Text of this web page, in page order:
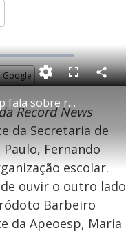
Google
Presidente da Apeoesp fala sobre reorganização escolar em São Paulo
F
l
s
c
e
n
C
o
i
l
Record News
da Secretaria de
Paulo, Fernando
escolar.
ouvir o outro lado
Barbeiro
da Apeoesp, Maria